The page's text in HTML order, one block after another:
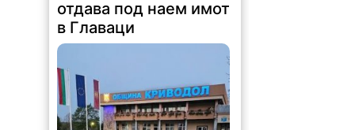
отдава под наем имот
в Главаци